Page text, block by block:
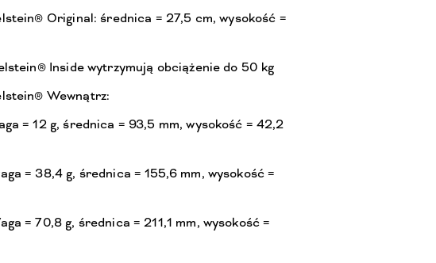
Original: średnica = 27,5 cm, wysokość =
Inside wytrzymują obciążenie do 50 kg
Wewnątrz:
= 12 g, średnica = 93,5 mm, wysokość = 42,2
= 38,4 g, średnica = 155,6 mm, wysokość =
= 70,8 g, średnica = 211,1 mm, wysokość =